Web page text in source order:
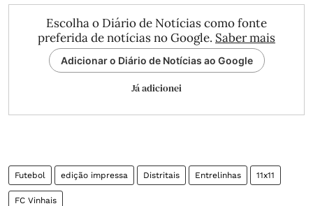
Escolha o Diário de Notícias como fonte
preferida de notícias no Google. Saber mais
Adicionar o Diário de Notícias ao Google
Já adicionei
Futebol edição impressa Distritais Entrelinhas 11x11
FC Vinhais